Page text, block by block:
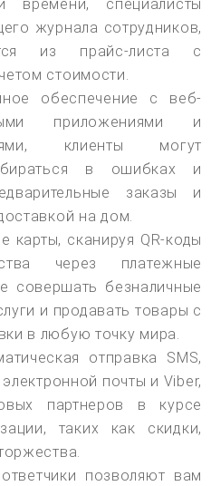
специалисты
журнала сотрудников,
из прайс-листа с
стоимости.
обеспечение с веб-
приложениями и
клиенты могут
в ошибках и
заказы и
на дом.
карты, сканируя QR-коды
через платежные
совершать безналичные
и продавать товары с
в любую точку мира.
отправка SMS,
почты и Viber,
партнеров в курсе
таких как скидки,
позволяют вам